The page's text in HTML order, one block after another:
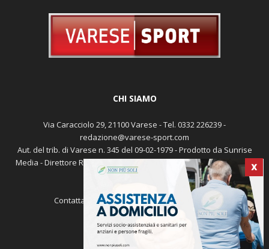
X
CHI SIAMO
Via Caracciolo 29, 21100 Varese - Tel. 0332 226239 -
redazione@varese-sport.com
Aut. del trib. di Varese n. 345 del 09-02-1979 - Prodotto da Sunrise
Media - Direttore Responsabile: Michele Marocco -Cookie policy
Pubblicità
Contattaci: redazione@varese-sport.com
SEGUICI